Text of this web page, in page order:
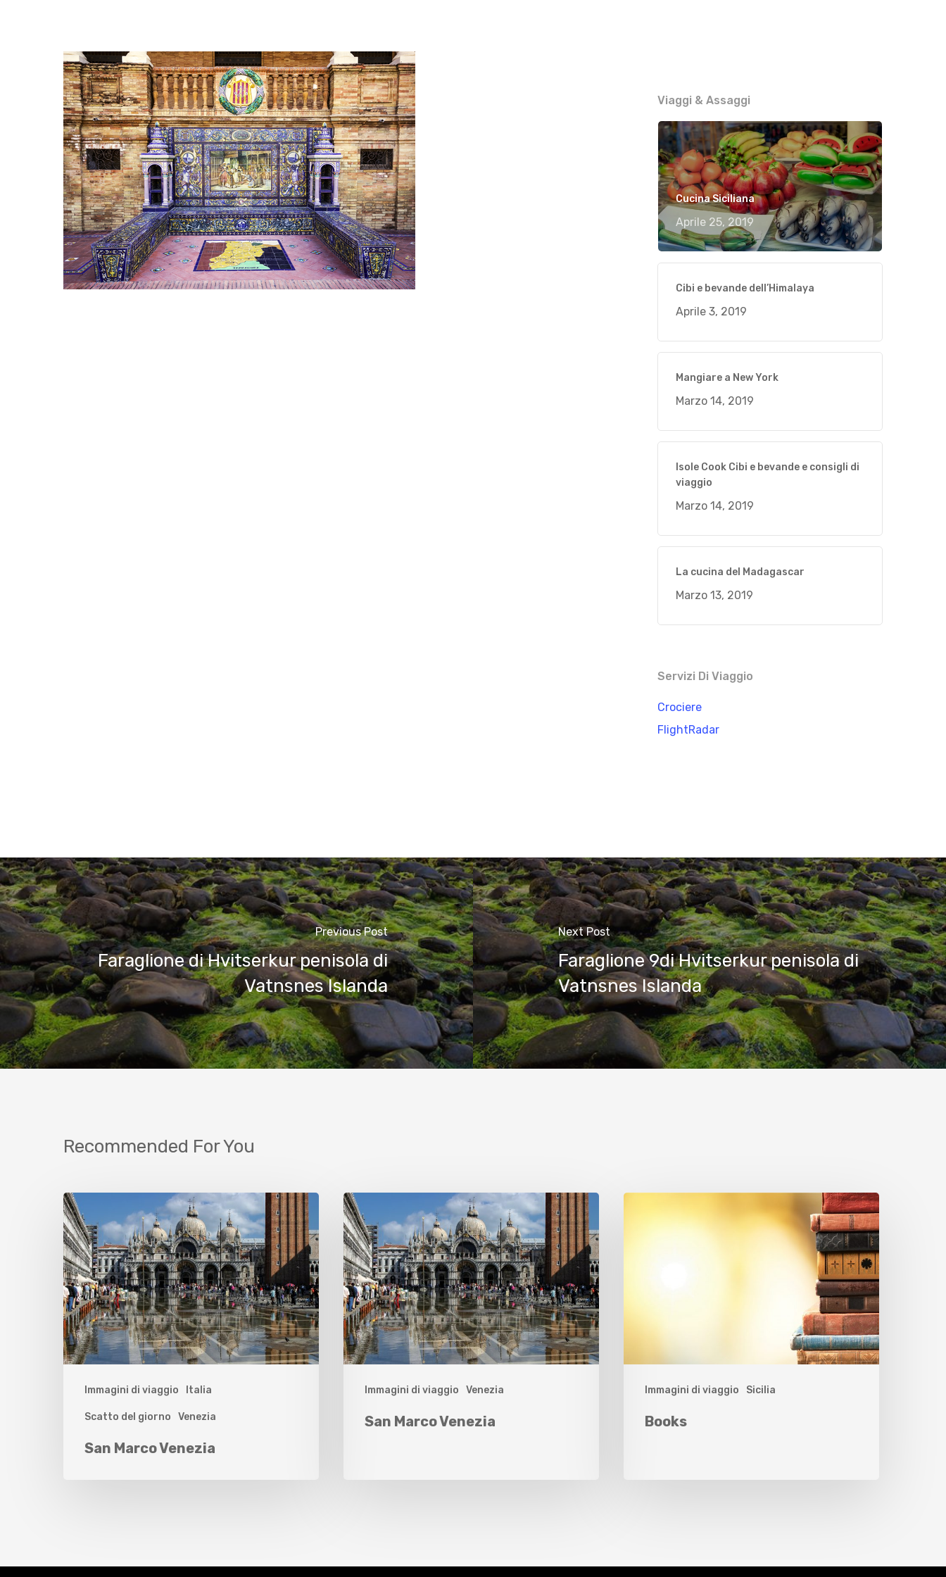
Hit enter to search or ESC to close
Viaggi & Assaggi
Cucina Siciliana
Aprile 25, 2019
Cibi e bevande dell’Himalaya
Aprile 3, 2019
Mangiare a New York
Marzo 14, 2019
Isole Cook Cibi e bevande e consigli di
viaggio
Marzo 14, 2019
La cucina del Madagascar
Marzo 13, 2019
Servizi Di Viaggio
Crociere
FlightRadar
Previous Post
Faraglione di Hvitserkur penisola di
Vatnsnes Islanda
Next Post
Faraglione 9di Hvitserkur penisola di
Vatnsnes Islanda
Recommended For You
Immagini di viaggio Italia
Scatto del giorno Venezia
San Marco Venezia
Immagini di viaggio Venezia
San Marco Venezia
Immagini di viaggio Sicilia
Books